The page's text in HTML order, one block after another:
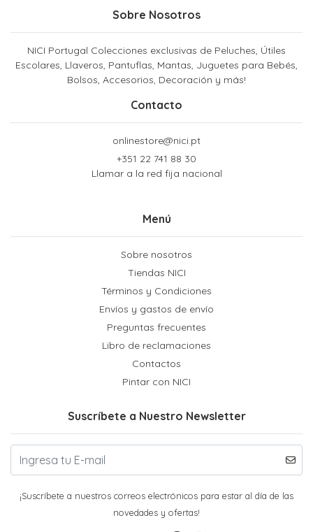
Sobre Nosotros
NICI Portugal Colecciones exclusivas de Peluches, Útiles
Escolares, Llaveros, Pantuflas, Mantas, Juguetes para Bebés,
Bolsos, Accesorios, Decoración y más!
Contacto
onlinestore@nici.pt
+351 22 741 88 30
Llamar a la red fija nacional
Menú
Sobre nosotros
Tiendas NICI
Términos y Condiciones
Envíos y gastos de envío
Preguntas frecuentes
Libro de reclamaciones
Contactos
Pintar con NICI
Suscríbete a Nuestro Newsletter
¡Suscríbete a nuestros correos electrónicos para estar al día de las
novedades y ofertas!